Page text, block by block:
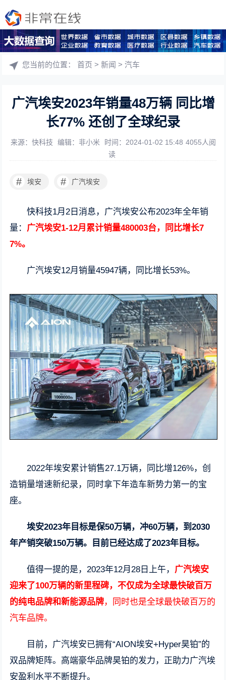
您当前的位置：首页 >新闻 >汽车
广汽埃安2023年销量48万辆 同比增
长77% 还创了全球纪录
来源：快科技 编辑：非小米 时间：2024-01-02 15:48 4055人阅
读
# 埃安 # 广汽埃安
快科技1月2日消息，广汽埃安公布2023年全年销
量： 广汽埃安1-12月累计销量480003台，同比增长7
7%。
广汽埃安12月销量45947辆，同比增长53%。
2022年埃安累计销售27.1万辆，同比增126%，创
造销量增速新纪录，同时拿下年造车新势力第一的宝
座。
埃安2023年目标是保50万辆，冲60万辆，到2030
年产销突破150万辆。目前已经达成了2023年目标。
值得一提的是，2023年12月28日上午， 广汽埃安
迎来了100万辆的新里程碑，不仅成为全球最快破百万
的纯电品牌和新能源品牌，同时也是全球最快破百万的
汽车品牌。
目前，广汽埃安已拥有“AION埃安+Hyper昊铂”的
双品牌矩阵。高端豪华品牌昊铂的发力，正助力广汽埃
安盈利水平不断提升。